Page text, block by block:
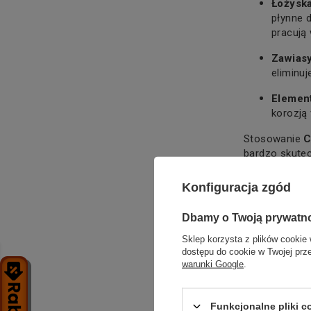
płynne
pracują
korozją
Stosowanie
bardzo
rzadziej, a
komfortowa.
Dodatkowo,
odpowiednią
razu gotowe
podczas
Konfiguracja zgód
Dbamy o Twoją
Sklep korzysta z plików cookie
dostępu do cookie w Twojej
warunki Google
Funkcjonalne pliki